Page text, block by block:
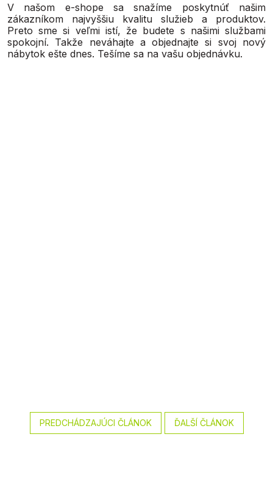
V našom e-shope sa snažíme poskytnúť našim
zákazníkom najvyššiu kvalitu služieb a produktov.
Preto sme si veľmi istí, že budete s našimi službami
spokojní. Takže neváhajte a objednajte si svoj nový
nábytok ešte dnes. Tešíme sa na vašu objednávku.
PREDCHÁDZAJÚCI ČLÁNOK ĎALŠÍ ČLÁNOK